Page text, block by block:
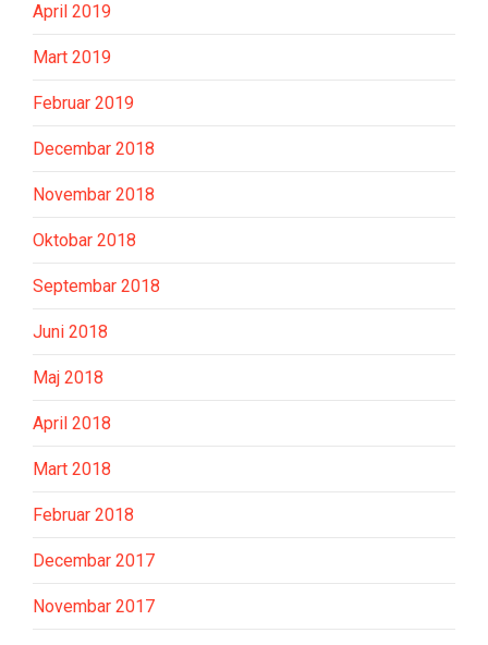
April 2019
Mart 2019
Februar 2019
Decembar 2018
Novembar 2018
Oktobar 2018
Septembar 2018
Juni 2018
Maj 2018
April 2018
Mart 2018
Februar 2018
Decembar 2017
Novembar 2017